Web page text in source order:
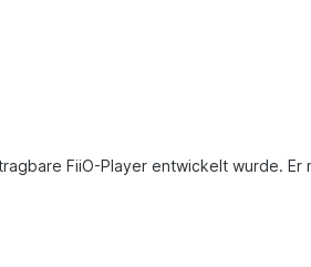
FiiO-Player entwickelt wurde.